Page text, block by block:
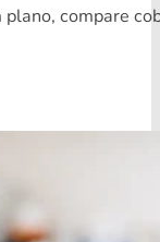
compare